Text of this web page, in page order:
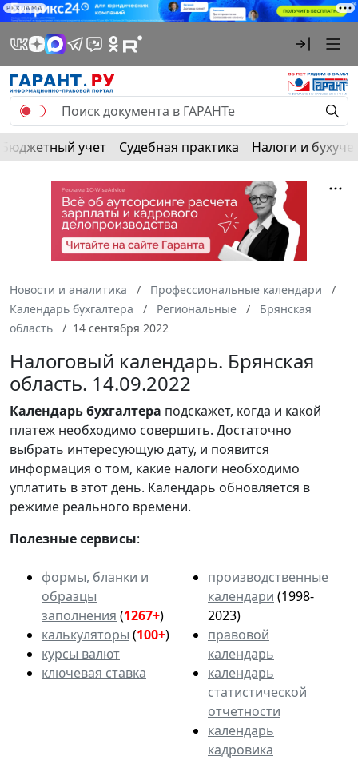
РЕКЛАМА
Бюджетный учет Судебная практика Налоги и
Новости и аналитика
Профессиональные календари
Календарь бухгалтера
Региональные
Брянская
область
14 сентября 2022
Налоговый календарь. Брянская
область. 14.09.2022
Календарьбухгалтера подскажет, когда и какой
платеж необходимо совершить. Достаточно
выбрать интересующую дату, и появится
информация о том, какие налоги необходимо
уплатить в этот день. Календарь обновляется в
режиме реального времени.
Полезные сервисы:
формы, бланки и
образцы
заполнения (1267+)
калькуляторы (100+)
курсы валют
ключевая ставка
производственные
календари (1998-
2023)
правовой
календарь
календарь
статистической
отчетности
календарь
кадровика